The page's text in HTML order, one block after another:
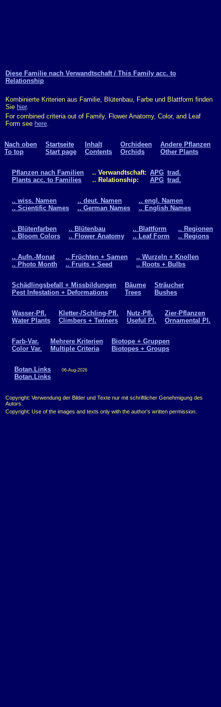
Diese Familie nach Verwandtschaft / This Family acc. to
Relationship
Kombinierte Kriterien aus Familie, Blütenbau, Farbe und Blattform finden
Sie hier.
For combined criteria out of Family, Flower Anatomy, Color, and Leaf
Form see here.
Nach oben
To top
Startseite
Start page
Inhalt
Contents
Orchideen
Orchids
Andere Pflanzen
Other Plants
Pflanzen nach Familien
Plants acc. to Families
.. Verwandtschaft:
.. Relationship:
APG
APG
trad.
trad.
.. wiss. Namen
.. Scientific Names
.. deut. Namen
.. German Names
.. engl. Namen
.. English Names
.. Blütenfarben
.. Bloom Colors
.. Blütenbau
.. Flower Anatomy
.. Blattform
.. Leaf Form
.. Regionen
.. Regions
.. Aufn.-Monat
.. Photo Month
.. Früchten + Samen
.. Fruits + Seed
.. Wurzeln + Knollen
.. Roots + Bulbs
Schädlingsbefall + Missbildungen
Pest Infestation + Deformations
Bäume
Trees
Sträucher
Bushes
Wasser-Pfl.
Water Plants
Kletter-/Schling-Pfl.
Climbers + Twiners
Nutz-Pfl.
Useful Pl.
Zier-Pflanzen
Ornamental Pl.
Farb-Var.
Color Var.
Mehrere Kriterien
Multiple Criteria
Biotope + Gruppen
Biotopes + Groups
Botan.Links
Botan.Links
06-Aug-2026
Copyright: Verwendung der Bilder und Texte nur mit schriftlicher Genehmigung des
Autors.
Copyright: Use of the images and texts only with the author's written permission.